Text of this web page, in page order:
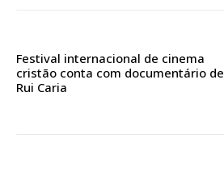
Festival internacional de cinema
cristão conta com documentário de
Rui Caria